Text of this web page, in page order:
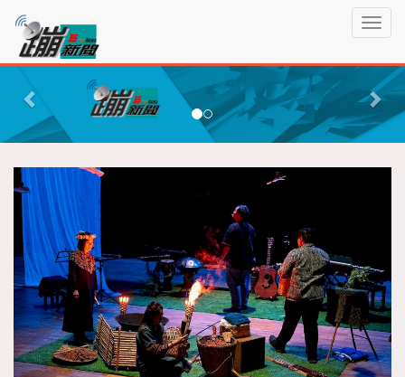
T
g
l
e
i
o
n
蹦
新
聞P
r
v
i
o
u
s
N
e
x
t